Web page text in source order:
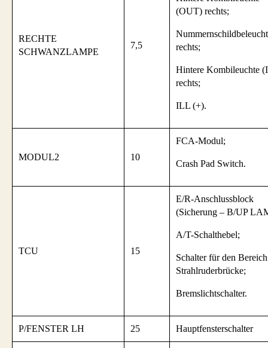
RECHTE
SCHWANZLAMPE
7,5
(OUT) rechts;
rechts;
Hintere Kombileuchte
rechts;
ILL (+).
MODUL2 10
FCA-Modul;
Crash Pad Switch.
TCU 15
E/R-Anschlussblock
(Sicherung – B/UP
A/T-Schalthebel;
Schalter für den
Strahlruderbrücke;
Bremslichtschalter.
P/FENSTER LH 25 Hauptfensterschalter